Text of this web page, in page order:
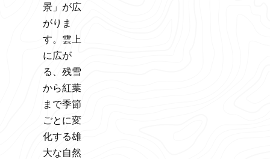
景」が広
がりま
す。雲上
に広が
る、残雪
から紅葉
まで季節
ごとに変
化する雄
大な自然